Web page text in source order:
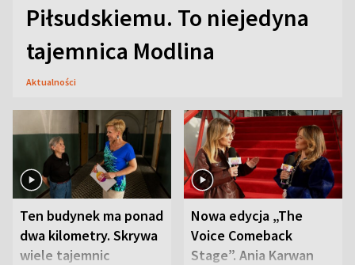
Piłsudskiemu. To niejedyna
tajemnica Modlina
Aktualności
Ten budynek ma ponad
dwa kilometry. Skrywa
wiele tajemnic
Nowa edycja „The
Voice Comeback
Stage”. Ania Karwan